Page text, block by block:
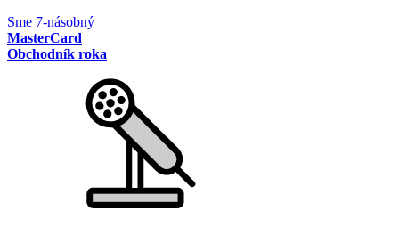
Sme 7-násobný
MasterCard
Obchodník roka